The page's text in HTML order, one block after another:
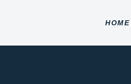
HOME